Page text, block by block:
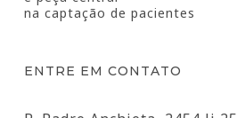
na captação de pacientes
ENTRE EM CONTATO